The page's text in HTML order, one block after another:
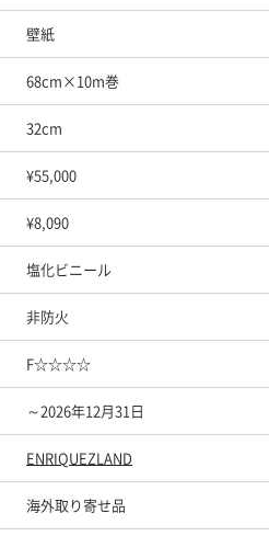
壁紙
68cm×10m巻
32cm
¥55,000
¥8,090
塩化ビニール
非防火
F☆☆☆☆
～2026年12月31日
ENRIQUEZLAND
海外取り寄せ品